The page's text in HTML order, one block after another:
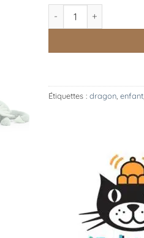
Étiquettes : dragon enfant